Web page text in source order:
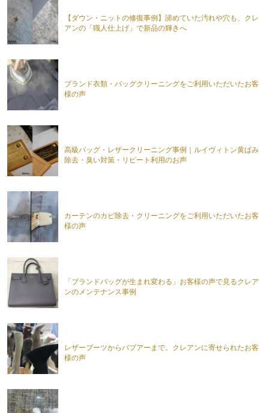
【ダウン・ニットの修復事例】諦めていた汚れや穴も、クレ
アンの「職人仕上げ」で新品の輝きへ
ブランド衣類・バッグクリーニングをご利用いただいたお客
様の声
高級バッグ・レザークリーニング事例｜ルイヴィトン黄ばみ
除去・臭い対策・リピート利用のお声
カーテンのカビ除去・クリーニングをご利用いただいたお客
様の声
「ブランドバッグが生まれ変わる」お客様の声で見るクレア
ンのメンテナンス事例
レザーブーツからバブアーまで。クレアンに寄せられたお客
様の声